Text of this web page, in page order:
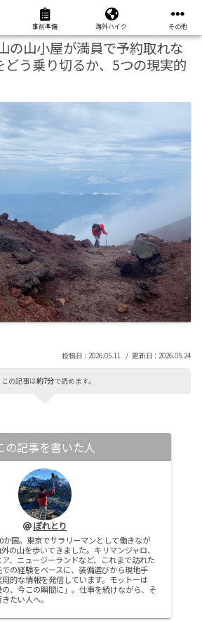
含まれています
の山小屋が満員で予約取れな
どう乗り切るか、5つの現実的
2026.05.11 2026.05.24
この記事は約7分で読めます。
の記事を書いた人
ぽれとり
か国。東京でサラリーマンとして働きなが
の山を歩いてきました。キリマンジャロ、
、ニュージーランドなど、これまで訪れた
の経験をベースに、装備選びから現地手
的な情報を発信しています。モットーは
の、今この瞬間に」。仕事を続けながら、そ
たい人へ。
事前準備 海外ハイク その他